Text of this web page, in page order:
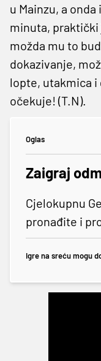
u Mainzu, a
minuta,
možda mu to
dokazivanje,
lopte, utakmica i
očekuje! (T.N).
Oglas
Zaigraj
Cjelokupnu
pronađite i
Igre na sreću mogu